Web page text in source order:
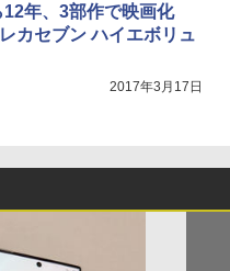
年、3部作で映画化
カセブン ハイエボリュ
2017年3月17日